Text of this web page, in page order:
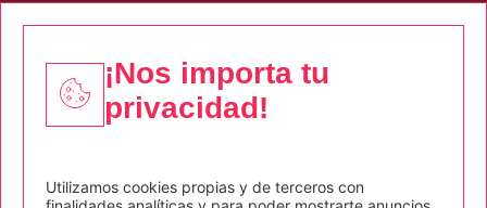
Quiénes somos
Corporate
¡Nos importa tu
privacidad!
Utilizamos cookies propias y de terceros con